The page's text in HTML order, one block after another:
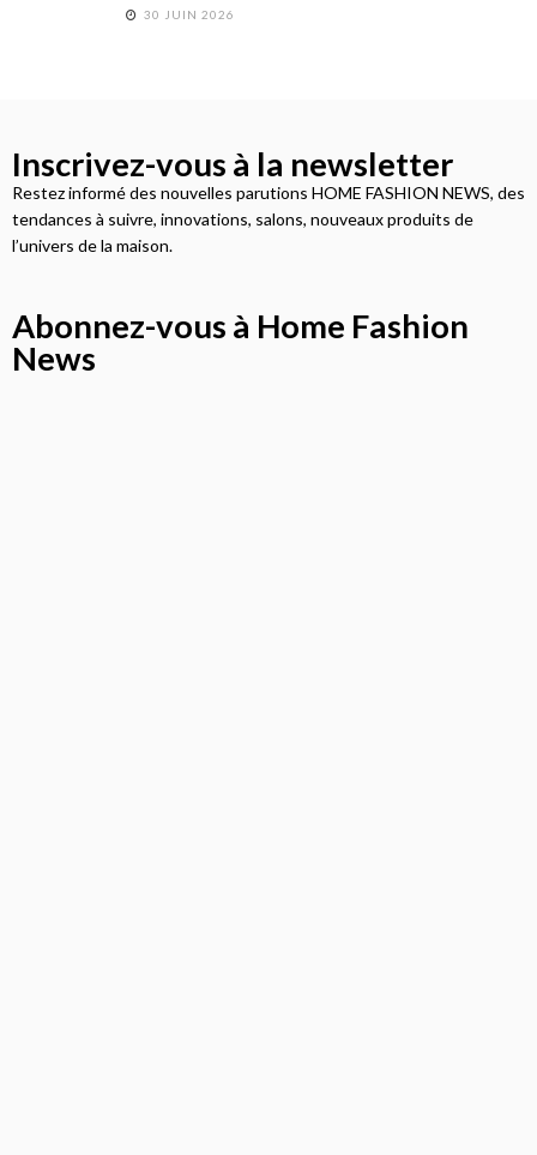
30 JUIN 2026
Inscrivez-vous à la newsletter
Restez informé des nouvelles parutions HOME FASHION NEWS, des
tendances à suivre, innovations, salons, nouveaux produits de
l’univers de la maison.
Abonnez-vous à Home Fashion
News